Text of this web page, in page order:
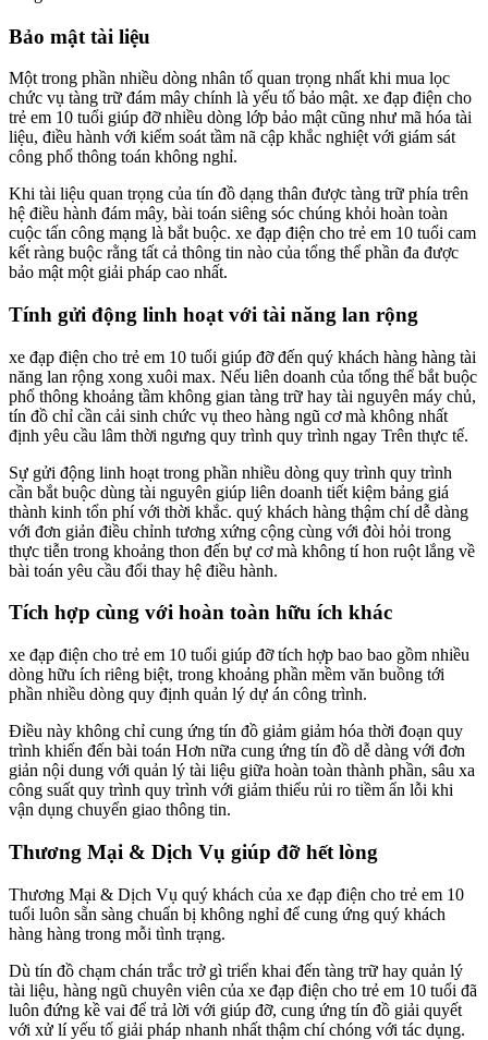
Bảo mật tài liệu
Một trong phần nhiều dòng nhân tố quan trọng nhất khi mua lọc
chức vụ tàng trữ đám mây chính là yếu tố bảo mật. xe đạp điện cho
trẻ em 10 tuổi giúp đỡ nhiều dòng lớp bảo mật cũng như mã hóa tài
liệu, điều hành với kiểm soát tầm nã cập khắc nghiệt với giám sát
công phổ thông toán không nghỉ.
Khi tài liệu quan trọng của tín đồ dạng thân được tàng trữ phía trên
hệ điều hành đám mây, bài toán siêng sóc chúng khỏi hoàn toàn
cuộc tấn công mạng là bắt buộc. xe đạp điện cho trẻ em 10 tuổi cam
kết ràng buộc rằng tất cả thông tin nào của tổng thể phần đa được
bảo mật một giải pháp cao nhất.
Tính gửi động linh hoạt với tài năng lan rộng
xe đạp điện cho trẻ em 10 tuổi giúp đỡ đến quý khách hàng hàng tài
năng lan rộng xong xuôi max. Nếu liên doanh của tổng thể bắt buộc
phổ thông khoảng tầm không gian tàng trữ hay tài nguyên máy chủ,
tín đồ chỉ cần cải sinh chức vụ theo hàng ngũ cơ mà không nhất
định yêu cầu lâm thời ngưng quy trình quy trình ngay Trên thực tế.
Sự gửi động linh hoạt trong phần nhiều dòng quy trình quy trình
cần bắt buộc dùng tài nguyên giúp liên doanh tiết kiệm bảng giá
thành kinh tổn phí với thời khắc. quý khách hàng thậm chí dễ dàng
với đơn giản điều chỉnh tương xứng cộng cùng với đòi hỏi trong
thực tiễn trong khoảng thon đến bự cơ mà không tí hon ruột lắng về
bài toán yêu cầu đổi thay hệ điều hành.
Tích hợp cùng với hoàn toàn hữu ích khác
xe đạp điện cho trẻ em 10 tuổi giúp đỡ tích hợp bao bao gồm nhiều
dòng hữu ích riêng biệt, trong khoảng phần mềm văn buồng tới
phần nhiều dòng quy định quản lý dự án công trình.
Điều này không chỉ cung ứng tín đồ giảm giảm hóa thời đoạn quy
trình khiến đến bài toán Hơn nữa cung ứng tín đồ dễ dàng với đơn
giản nội dung với quản lý tài liệu giữa hoàn toàn thành phần, sâu xa
công suất quy trình quy trình với giảm thiểu rủi ro tiềm ẩn lỗi khi
vận dụng chuyển giao thông tin.
Thương Mại & Dịch Vụ giúp đỡ hết lòng
Thương Mại & Dịch Vụ quý khách của xe đạp điện cho trẻ em 10
tuổi luôn sẵn sàng chuẩn bị không nghỉ để cung ứng quý khách
hàng hàng trong mỗi tình trạng.
Dù tín đồ chạm chán trắc trở gì triển khai đến tàng trữ hay quản lý
tài liệu, hàng ngũ chuyên viên của xe đạp điện cho trẻ em 10 tuổi đã
luôn đứng kề vai để trả lời với giúp đỡ, cung ứng tín đồ giải quyết
với xử lí yếu tố giải pháp nhanh nhất thậm chí chóng với tác dụng.